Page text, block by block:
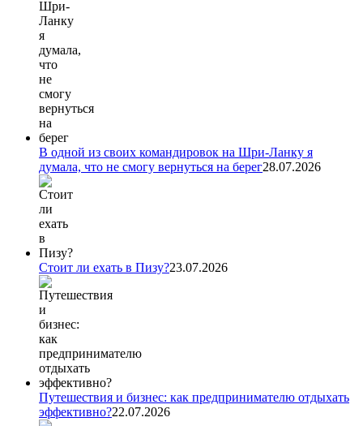
В одной из своих командировок на Шри-Ланку я
думала, что не смогу вернуться на берег28.07.2026
Стоит ли ехать в Пизу?23.07.2026
Путешествия и бизнес: как предпринимателю отдыхать
эффективно?22.07.2026